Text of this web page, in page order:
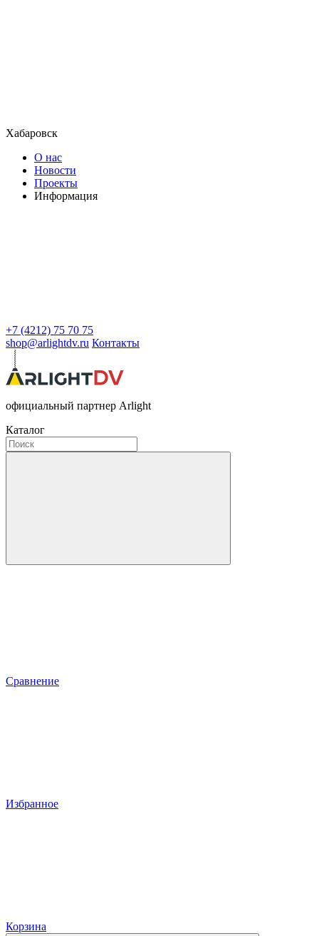
Хабаровск
О нас
Новости
Проекты
Информация
+7 (4212) 75 70 75
shop@arlightdv.ru Контакты
официальный партнер Arlight
Каталог
Сравнение
Избранное
Корзина